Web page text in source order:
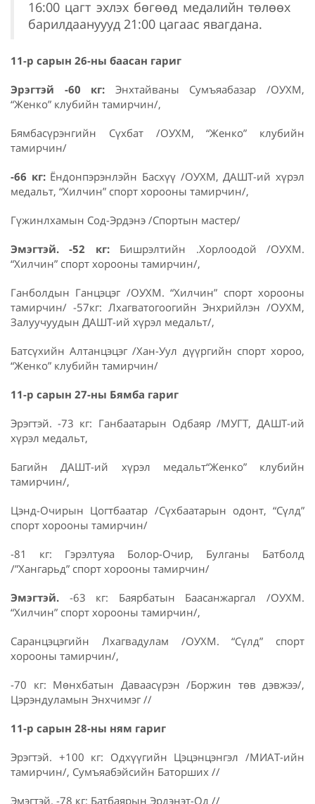
16:00 цагт эхлэх бөгөөд медалийн төлөөх
барилдаануууд 21:00 цагаас явагдана.
11-р сарын 26-ны баасан гариг
Эрэгтэй -60 кг: Энхтайваны Сумъяабазар /ОУХМ,
“Женко” клубийн тамирчин/,
Бямбасүрэнгийн Сүхбат /ОУХМ, “Женко” клубийн
тамирчин/
-66 кг:Ёндонпэрэнлэйн Басхүү /ОУХМ, ДАШТ-ий хүрэл
медальт, “Хилчин” спорт хорооны тамирчин/,
Гүжинлхамын Сод-Эрдэнэ /Спортын мастер/
Эмэгтэй. -52 кг:Бишрэлтийн .Хорлоодой /ОУХМ.
“Хилчин” спорт хорооны тамирчин/,
Ганболдын Ганцэцэг /ОУХМ. “Хилчин” спорт хорооны
тамирчин/ -57кг: Лхагватогоогийн Энхрийлэн /ОУХМ,
Залуучуудын ДАШТ-ий хүрэл медальт/,
Батсүхийн Алтанцэцэг /Хан-Уул дүүргийн спорт хороо,
“Женко” клубийн тамирчин/
11-р сарын 27-ны Бямба гариг
Эрэгтэй. -73 кг: Ганбаатарын Одбаяр /МУГТ, ДАШТ-ий
хүрэл медальт,
Багийн ДАШТ-ий хүрэл медальт“Женко” клубийн
тамирчин/,
Цэнд-Очирын Цогтбаатар /Сүхбаатарын одонт, “Сүлд”
спорт хорооны тамирчин/
-81 кг: Гэрэлтуяа Болор-Очир, Булганы Батболд
/”Хангарьд” спорт хорооны тамирчин/
Эмэгтэй. -63 кг: Баярбатын Баасанжаргал /ОУХМ.
“Хилчин” спорт хорооны тамирчин/,
Саранцэцэгийн Лхагвадулам /ОУХМ. “Сүлд” спорт
хорооны тамирчин/,
-70 кг: Мөнхбатын Даваасүрэн /Боржин төв дэвжээ/,
Цэрэндуламын Энхчимэг //
11-р сарын 28-ны ням гариг
Эрэгтэй. +100 кг: Одхүүгийн Цэцэнцэнгэл /МИАТ-ийн
тамирчин/, Сумъяабэйсийн Баторших //
Эмэгтэй. -78 кг: Батбаярын Эрдэнэт-Од //